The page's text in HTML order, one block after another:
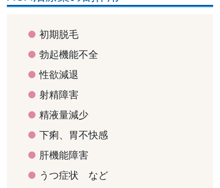
初期脱毛
勃起機能不全
性欲減退
射精障害
精液量減少
下痢、胃不快感
肝機能障害
うつ症状 など